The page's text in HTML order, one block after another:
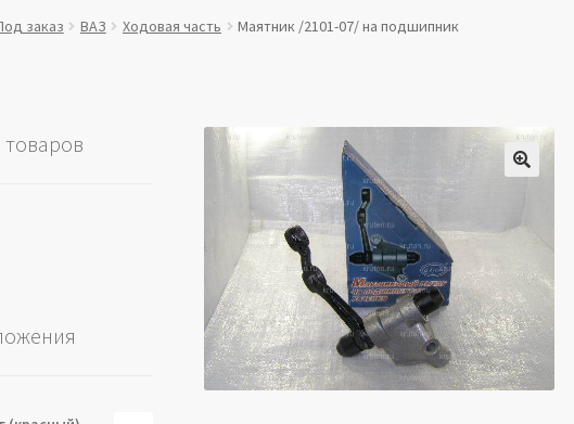
Мой аккаунт Политика в отношении обработки персональных данных
заказ ВАЗ Ходовая часть Маятник /2101-07/ на подшипник
товаров